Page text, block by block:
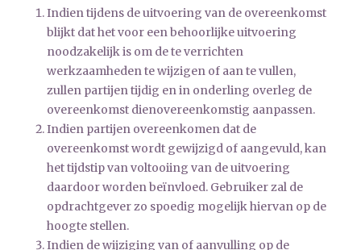
Indien tijdens de uitvoering van de overeenkomst
blijkt dat het voor een behoorlijke uitvoering
noodzakelijk is om de te verrichten
werkzaamheden te wijzigen of aan te vullen,
zullen partijen tijdig en in onderling overleg de
overeenkomst dienovereenkomstig aanpassen.
Indien partijen overeenkomen dat de
overeenkomst wordt gewijzigd of aangevuld, kan
het tijdstip van voltooiing van de uitvoering
daardoor worden beïnvloed. Gebruiker zal de
opdrachtgever zo spoedig mogelijk hiervan op de
hoogte stellen.
Indien de wijziging van of aanvulling op de